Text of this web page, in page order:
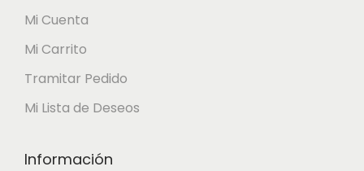
Mi Cuenta
Mi Carrito
Tramitar Pedido
Mi Lista de Deseos
Información